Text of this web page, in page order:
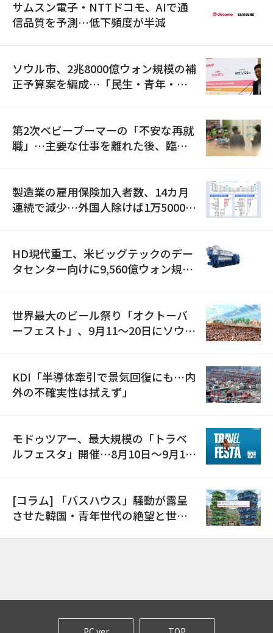
サムスン電子・NTTドコモ、AIで通
信品質を予測…低下頻度が半減
ソウル市、2兆8000億ウォン規模の補
正予算案を編成…「民生・青年・安
第2次ベビーブーマーの「不安な再就
職」…主要な仕事を離れた後、臨時
製造業の雇用保険加入者数、14カ月
連続で減少…外国人除けば1万5000人
HD現代重工、米ビッグテックのデー
タセンター向けに9,560億ウォン規模
世界最大のビール祭り「オクトーバ
ーフェスト」、9月11〜20日にソウル
KDI「半導体牽引で景気回復にも…内
外の不確実性は拭えず」
モドゥツアー、最大規模の「トラベ
ルフェスタ」開催…8月10日～9月11
[コラム] 「バスハウス」騒動が露呈
させた韓国・青年世代の絶望と世代